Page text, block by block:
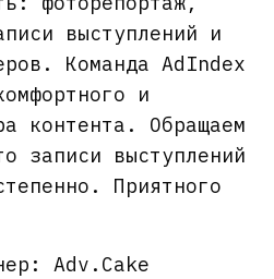
выступлений и
Команда AdIndex
и
контента. Обращаем
записи выступлений
Приятного
Adv.Cake